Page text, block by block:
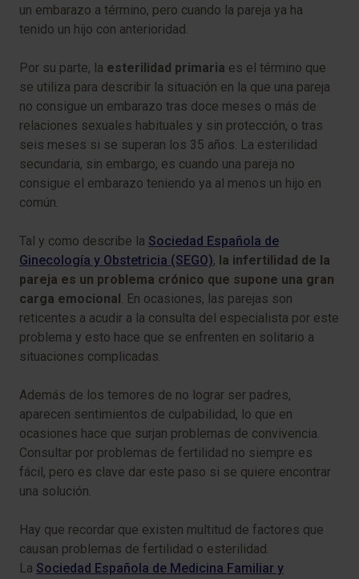
un embarazo a término, pero cuando la pareja ya ha
tenido un hijo con anterioridad.
Por su parte, la esterilidad primaria es el término que
se utiliza para describir la situación en la que una pareja
no consigue un embarazo tras doce meses o más de
relaciones sexuales habituales y sin protección, o tras
seis meses si se superan los 35 años. La esterilidad
secundaria, sin embargo, es cuando una pareja no
consigue el embarazo teniendo ya al menos un hijo en
común.
Tal y como describe la Sociedad Española de
Ginecología y Obstetricia (SEGO), la infertilidad de la
pareja es un problema crónico que supone una gran
carga emocional . En ocasiones, las parejas son
reticentes a acudir a la consulta del especialista por este
problema y esto hace que se enfrenten en solitario a
situaciones complicadas.
Además de los temores de no lograr ser padres,
aparecen sentimientos de culpabilidad, lo que en
ocasiones hace que surjan problemas de convivencia.
Consultar por problemas de fertilidad no siempre es
fácil, pero es clave dar este paso si se quiere encontrar
una solución.
Hay que recordar que existen multitud de factores que
causan problemas de fertilidad o esterilidad.
La Sociedad Española de Medicina Familiar y